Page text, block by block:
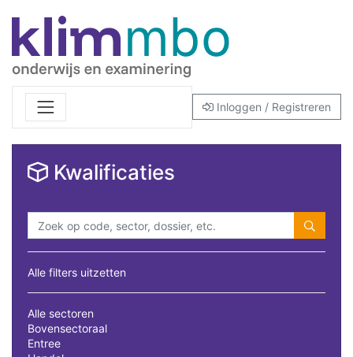
Inloggen / Registreren
Kwalificaties
Alle filters uitzetten
Alle sectoren
Bovensectoraal
Entree